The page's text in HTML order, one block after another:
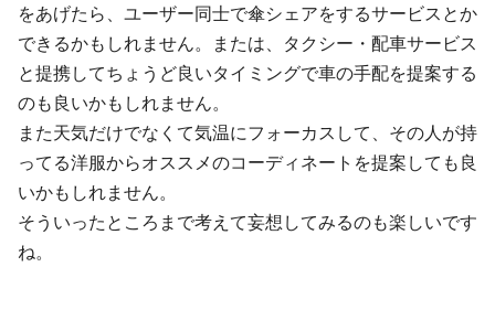
をあげたら、ユーザー同士で傘シェアをするサービスとか
できるかもしれません。または、タクシー・配車サービス
と提携してちょうど良いタイミングで車の手配を提案する
のも良いかもしれません。
また天気だけでなくて気温にフォーカスして、その人が持
ってる洋服からオススメのコーディネートを提案しても良
いかもしれません。
そういったところまで考えて妄想してみるのも楽しいです
ね。